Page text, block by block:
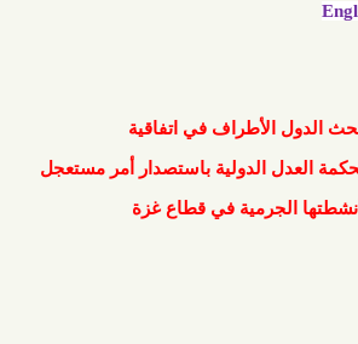
باستصدار أمر مستعجل
في قطاع غزة